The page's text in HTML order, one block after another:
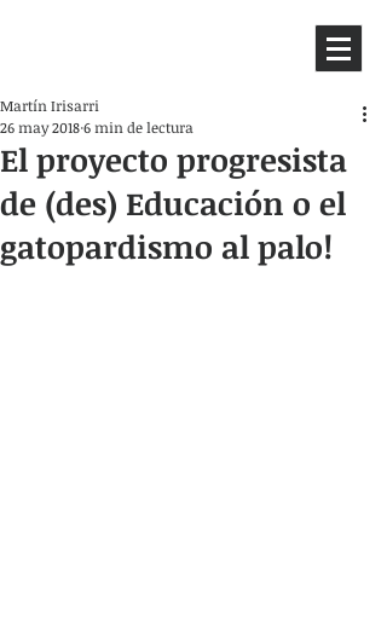
El proyecto progresista
de (des) Educación o el
gatopardismo al palo!
Martín Irisarri
26 may 20186 min de lectura